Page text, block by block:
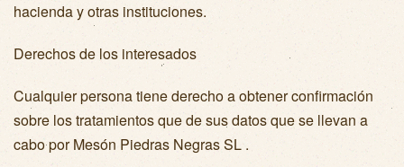
hacienda y otras instituciones.
Derechos de los interesados
Cualquier persona tiene derecho a obtener confirmación
sobre los tratamientos que de sus datos que se llevan a
cabo por Mesón Piedras Negras SL .